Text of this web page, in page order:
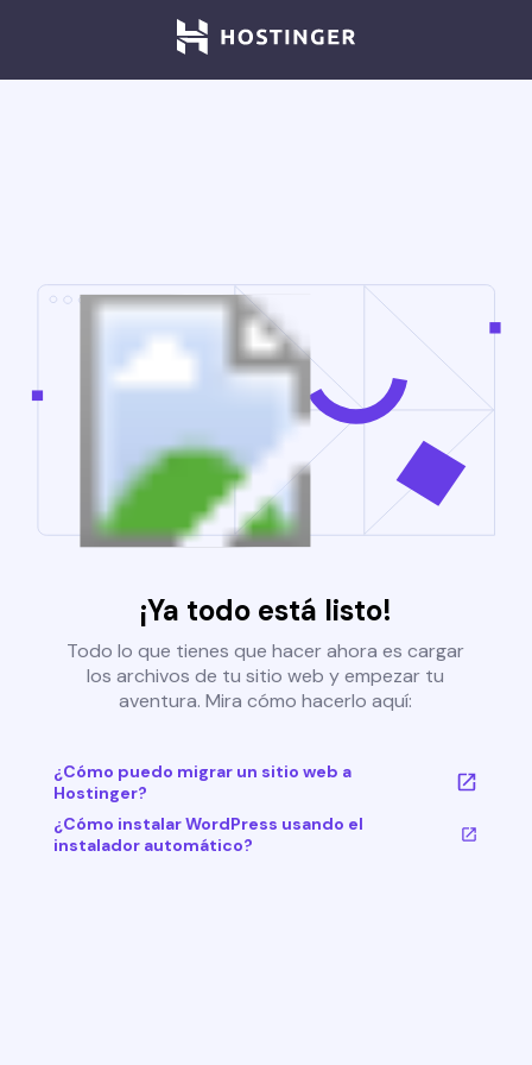
¡Ya todo está listo!
Todo lo que tienes que hacer ahora es cargar
los archivos de tu sitio web y empezar tu
aventura. Mira cómo hacerlo aquí:
¿Cómo puedo migrar un sitio web a
Hostinger?
¿Cómo instalar WordPress usando el
instalador automático?